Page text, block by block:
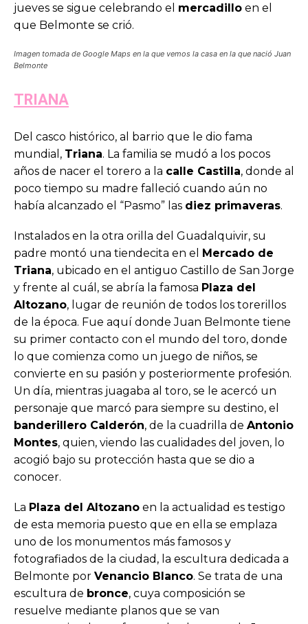
jueves se sigue celebrando el mercadillo en el
que Belmonte se crió.
Imagen tomada de Google Maps en la que vemos la casa en la que nació Juan
Belmonte
TRIANA
Del casco histórico, al barrio que le dio fama
mundial, Triana. La familia se mudó a los pocos
años de nacer el torero a la calle Castilla, donde al
poco tiempo su madre falleció cuando aún no
había alcanzado el “Pasmo” las diez primaveras.
Instalados en la otra orilla del Guadalquivir, su
padre montó una tiendecita en el
Mercado de
Triana, ubicado en el antiguo Castillo de San Jorge
y frente al cuál, se abría la famosa Plaza del
Altozano, lugar de reunión de todos los torerillos
de la época. Fue aquí donde Juan Belmonte tiene
su primer contacto con el mundo del toro, donde
lo que comienza como un juego de niños, se
convierte en su pasión y posteriormente profesión.
Un día, mientras juagaba al toro, se le acercó un
personaje que marcó para siempre su destino, el
banderillero Calderón, de la cuadrilla de Antonio
Montes, quien, viendo las cualidades del joven, lo
acogió bajo su protección hasta que se dio a
conocer.
La Plaza del Altozano en la actualidad es testigo
de esta memoria puesto que en ella se emplaza
uno de los monumentos más famosos y
fotografiados de la ciudad, la escultura dedicada a
Belmonte por Venancio Blanco. Se trata de una
escultura de bronce, cuya composición se
resuelve mediante planos que se van